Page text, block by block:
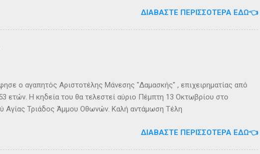
μας στο Facebook και στο Instagram 📬Εγγραφείτε στο
ΔΙΑΒΆΣΤΕ ΠΕΡΙΣΣΌΤΕΡΑ ΕΔΏ👈
ο αγαπητός Αριστοτέλης Μάνεσης "Δαμασκής" , επιχειρηματίας από
ετών. Η κηδεία του θα τελεστεί αύριο Πέμπτη 13 Οκτωβρίου στο
Αγίας Τριάδος Άμμου Οθωνών. Καλή αντάμωση Τέλη
ΔΙΑΒΆΣΤΕ ΠΕΡΙΣΣΌΤΕΡΑ ΕΔΏ👈